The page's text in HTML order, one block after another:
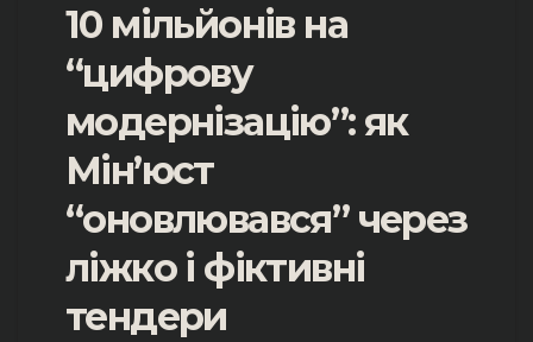
10 мільйонів на
“цифрову
модернізацію”: як
Мін’юст
“оновлювався” через
ліжко і фіктивні
тендери